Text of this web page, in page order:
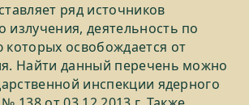
ряд источников
деятельность по
освобождается от
Найти данный перечень можно
инспекции ядерного